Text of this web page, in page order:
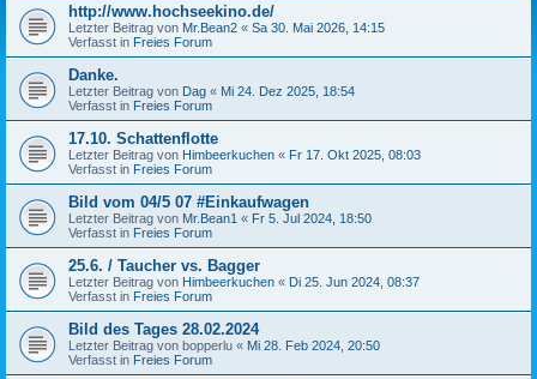
http://www.hochseekino.de/
Letzter Beitrag von Mr.Bean2 « Sa 30. Mai 2026, 14:15
Verfasst in Freies Forum
Danke.
Letzter Beitrag von Dag « Mi 24. Dez 2025, 18:54
Verfasst in Freies Forum
17.10. Schattenflotte
Letzter Beitrag von Himbeerkuchen « Fr 17. Okt 2025, 08:03
Verfasst in Freies Forum
Bild vom 04/5 07 #Einkaufwagen
Letzter Beitrag von Mr.Bean1 « Fr 5. Jul 2024, 18:50
Verfasst in Freies Forum
25.6. / Taucher vs. Bagger
Letzter Beitrag von Himbeerkuchen « Di 25. Jun 2024, 08:37
Verfasst in Freies Forum
Bild des Tages 28.02.2024
Letzter Beitrag von bopperlu « Mi 28. Feb 2024, 20:50
Verfasst in Freies Forum